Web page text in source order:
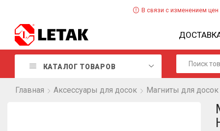
В связи с изменением
КАТАЛОГ ТОВАРОВ
Главная Аксессуары для досок Магниты для досок